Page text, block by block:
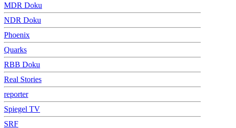
MDR Doku
NDR Doku
Phoenix
Quarks
RBB Doku
Real Stories
reporter
Spiegel TV
SRF